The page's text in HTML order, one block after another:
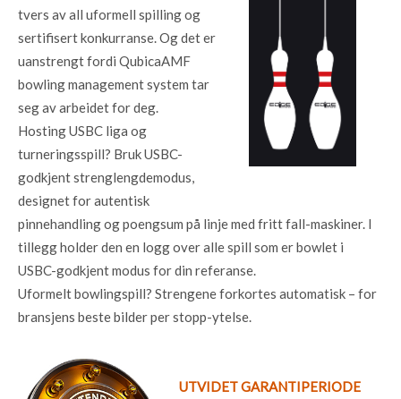
tvers av all uformell spilling og
sertifisert konkurranse. Og det er
uanstrengt fordi QubicaAMF
bowling management system tar
seg av arbeidet for deg.
Hosting USBC liga og
turneringsspill? Bruk USBC-
godkjent strenglengdemodus,
designet for autentisk
pinnehandling og poengsum på linje med fritt fall-maskiner. I
tillegg holder den en logg over alle spill som er bowlet i
USBC-godkjent modus for din referanse.
Uformelt bowlingspill? Strengene forkortes automatisk – for
bransjens beste bilder per stopp-ytelse.
UTVIDET GARANTIPERIODE